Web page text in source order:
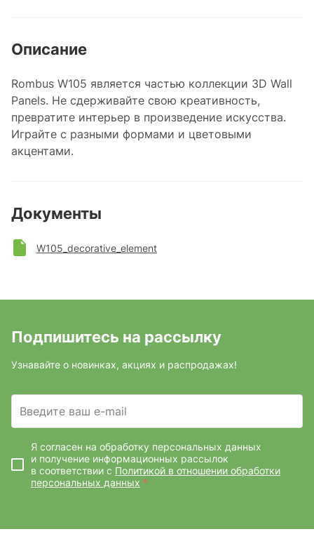
Описание
Rombus W105 является частью коллекции 3D Wall
Panels. Не сдерживайте свою креативность,
превратите интерьер в произведение искусства.
Играйте с разными формами и цветовыми
акцентами.
Документы
W105_decorative_element
Подпишитесь на рассылку
Узнавайте о новинках, акциях и распродажах!
Введите ваш e-mail
Я согласен на обработку персональных данных
и получение информационных рассылок
в соответствии с Политикой в отношении обработки
персональных данных *